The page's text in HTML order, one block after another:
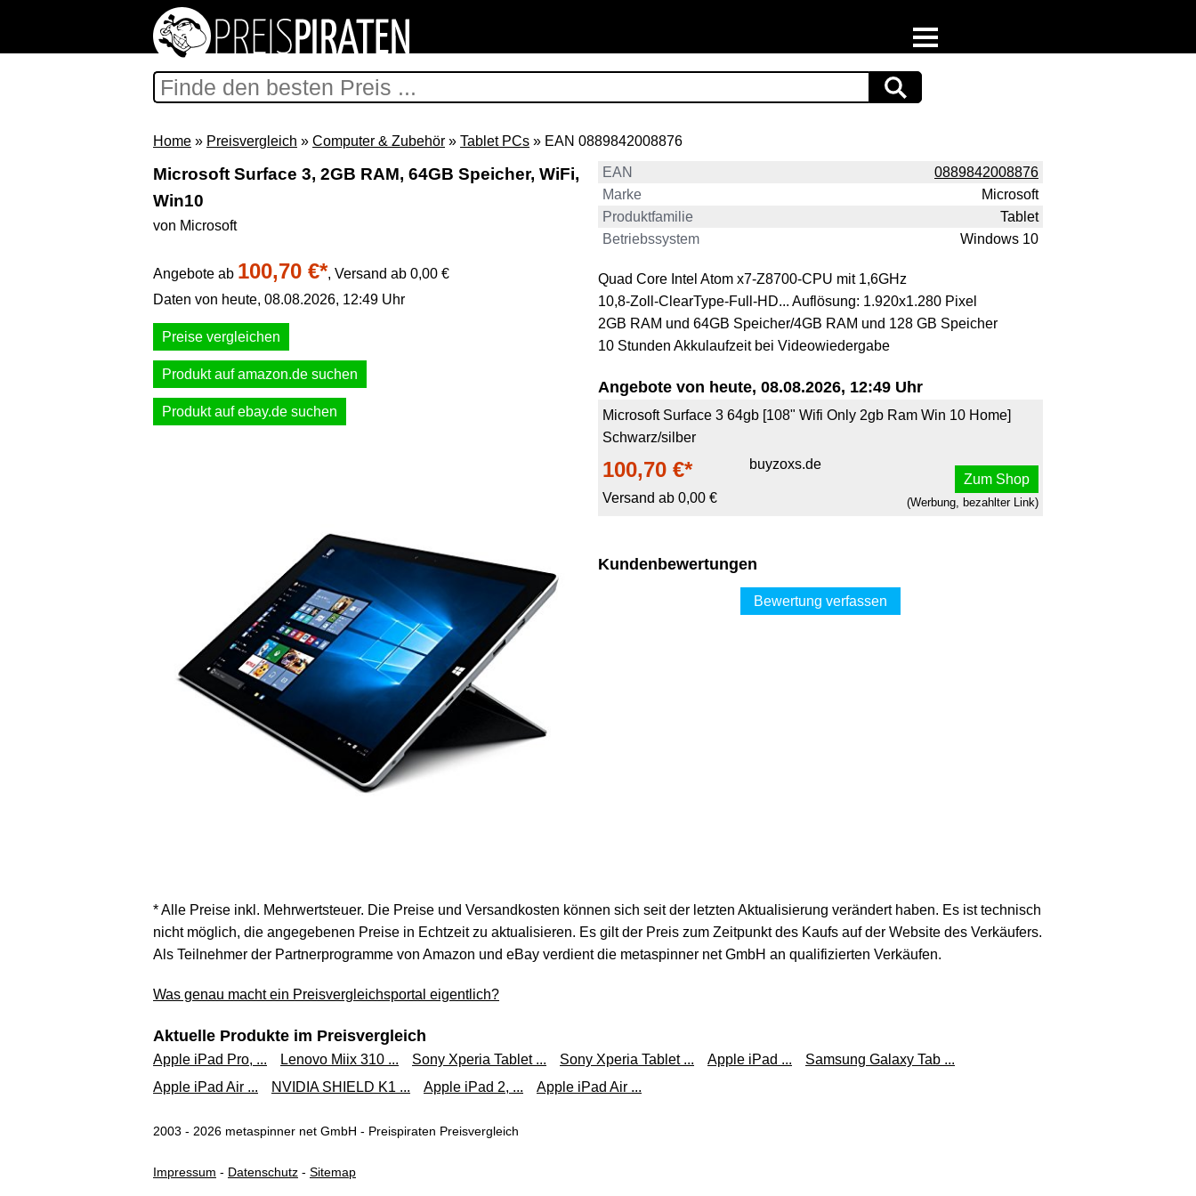
Support & Newsletter
Presse
Impressum
Home » Preisvergleich » Computer & Zubehör » Tablet PCs » EAN 0889842008876
Microsoft Surface 3, 2GB RAM, 64GB Speicher, WiFi,
Win10
von Microsoft
Angebote ab 100,70 €*, Versand ab 0,00 €
Daten von heute, 08.08.2026, 12:49 Uhr
Preise vergleichen
Produkt auf amazon.de suchen
Produkt auf ebay.de suchen
EAN
0889842008876
Marke
Microsoft
Produktfamilie
Tablet
Betriebssystem
Windows 10
Quad Core Intel Atom x7-Z8700-CPU mit 1,6GHz
10,8-Zoll-ClearType-Full-HD... Auflösung: 1.920x1.280 Pixel
2GB RAM und 64GB Speicher/4GB RAM und 128 GB Speicher
10 Stunden Akkulaufzeit bei Videowiedergabe
Angebote von heute, 08.08.2026, 12:49 Uhr
Microsoft Surface 3 64gb [108" Wifi Only 2gb Ram Win 10 Home]
Schwarz/silber
100,70 €*
Versand ab 0,00 €
buyzoxs.de
Zum Shop
(Werbung, bezahlter Link)
Kundenbewertungen
Bewertung verfassen
* Alle Preise inkl. Mehrwertsteuer. Die Preise und Versandkosten können sich seit der letzten Aktualisierung verändert haben. Es ist technisch
nicht möglich, die angegebenen Preise in Echtzeit zu aktualisieren. Es gilt der Preis zum Zeitpunkt des Kaufs auf der Website des Verkäufers.
Als Teilnehmer der Partnerprogramme von Amazon und eBay verdient die metaspinner net GmbH an qualifizierten Verkäufen.
Was genau macht ein Preisvergleichsportal eigentlich?
Aktuelle Produkte im Preisvergleich
Apple iPad Pro, ... Lenovo Miix 310 ... Sony Xperia Tablet ... Sony Xperia Tablet ... Apple iPad ...
Samsung Galaxy Tab ...
Apple iPad Air ...
NVIDIA SHIELD K1 ... Apple iPad 2, ... Apple iPad Air ...
2003 - 2026 metaspinner net GmbH - Preispiraten Preisvergleich
Impressum - Datenschutz - Sitemap